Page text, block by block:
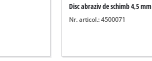
Disc abraziv de schimb 4,5 mm
Nr. articol.: 4500071